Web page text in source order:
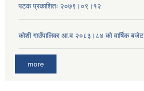
पटक प्रकाशितः २०७९।०९।१२
कोशी गाउँपालिका आ.व २०८३।८४ को वार्षिक बजेट
more